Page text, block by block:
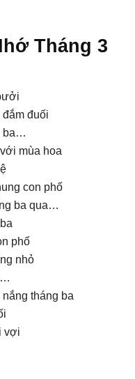
Tháng 3
đuối
ba…
mùa hoa
con phố
ba qua…
phố
nhỏ
tháng ba
vợi